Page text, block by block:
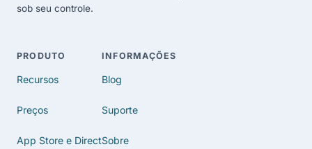
sob seu controle.
PRODUTO
Recursos
Preços
App Store e Direct
INFORMAÇÕES
Blog
Suporte
Sobre